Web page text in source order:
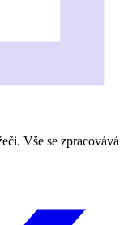
Vše se zpracovává